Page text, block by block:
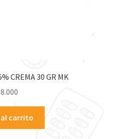
CREMA 30 GR MK
carrito